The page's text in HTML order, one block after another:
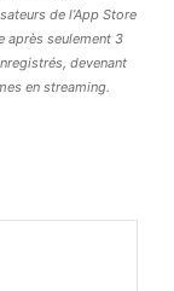
de l’App Store
après seulement 3
devenant
en streaming.